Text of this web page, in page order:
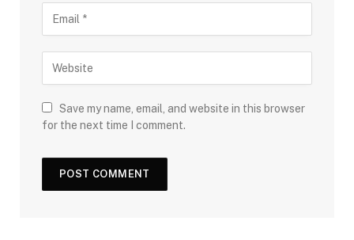
Save my name, email, and website in this browser
for the next time I comment.